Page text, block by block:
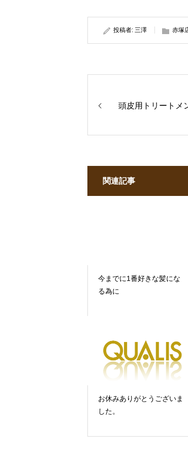
投稿者: 三澤 赤塚
頭皮用トリートメ
関連記事
今までに1番好きな髪にな
る為に
お休みありがとうございま
した。